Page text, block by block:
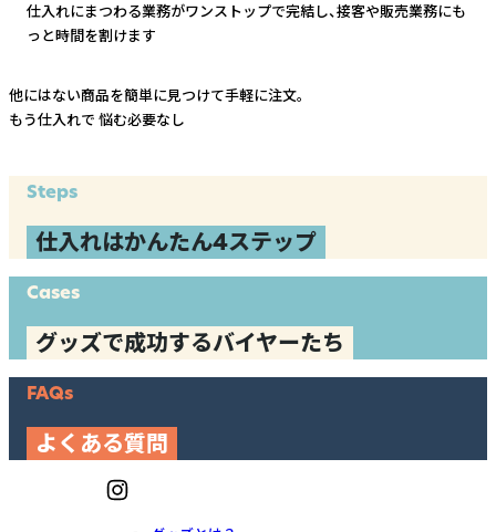
仕入れにまつわる業務がワンストップで完結し、接客や販売業務にも
っと時間を割けます
他にはない商品を簡単に見つけて手軽に注文。
もう仕入れで 悩む必要なし
Steps
仕入れはかんたん4ステップ
Cases
グッズで成功するバイヤーたち
FAQs
よくある質問